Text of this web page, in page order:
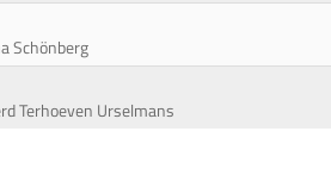
Schönberg
Terhoeven Urselmans